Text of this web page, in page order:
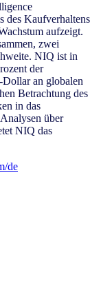
des Kaufverhaltens
aufzeigt.
zwei
NIQ ist in
der
an globalen
Betrachtung des
in das
über
NIQ das
de